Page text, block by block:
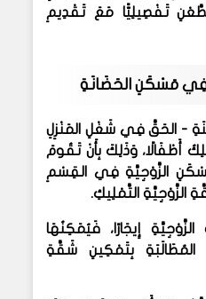
تَفْصِيلِيًّا مَعَ تَقْدِيمِ
فِي مَسْكَنِ الحَضَانَةِ
- الحَقَّ فِي شَغْلِ المَنْزِلِ
أَطْفَالًا، وَذَلِكَ بِأَنْ تَقُومَ
الزَّوْجِيَّةِ فِي القِسْمِ
الزَّوْجِيَّةِ التَّمْلِيكِ.
إِيجَارًا، فَيُمَكِنُهَا
المُطَالَبَةِ بِتَمْكِينِ شَقَّةِ